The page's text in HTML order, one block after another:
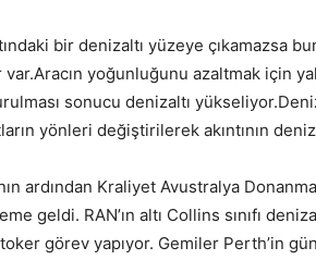
bir denizaltı yüzeye çıkamazsa
var.Aracın yoğunluğunu azaltmak için
sonucu denizaltı
yönleri değiştirilerek akıntının
ardından Kraliyet Avustralya
geldi. RAN’ın altı Collins sınıfı
görev yapıyor. Gemiler Perth’in